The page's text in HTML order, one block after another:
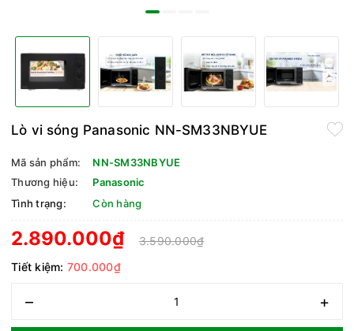
Lò vi sóng Panasonic NN-SM33NBYUE
Mã sản phẩm:
NN-SM33NBYUE
Thương hiệu:
Panasonic
Tình trạng:
Còn hàng
2.890.000₫
3.590.000₫
Tiết kiệm: 700.000₫
– +